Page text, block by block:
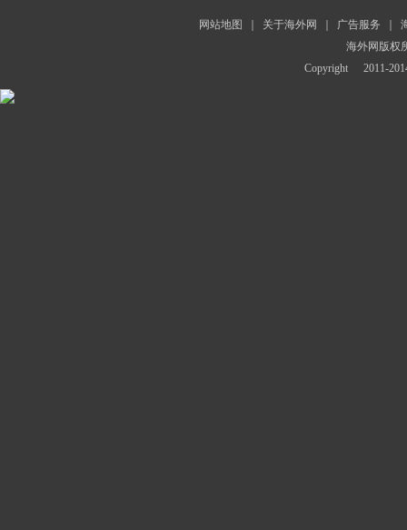
网站地图 关于海外网 广告服务
海外网版权
Copyright
2011-